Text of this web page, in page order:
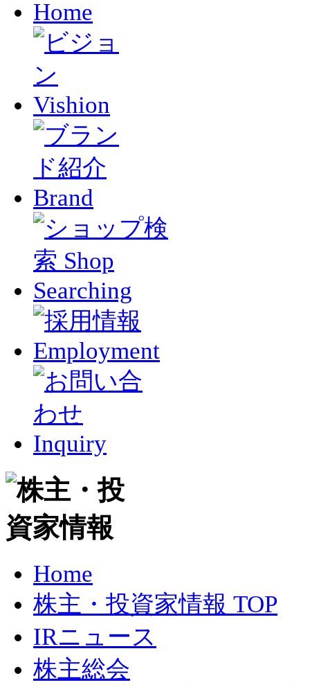
Home
株主・投資家情報 TOP
IRニュース
株主総会